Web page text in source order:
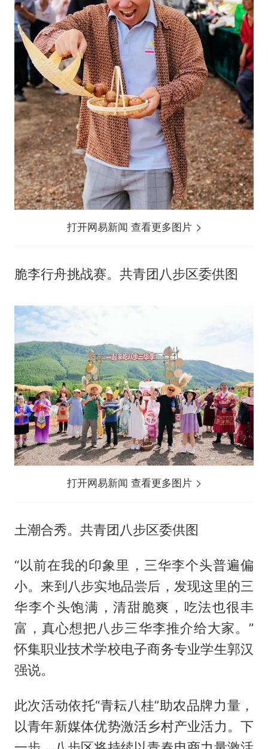
打开网易新闻 查看更多图片
脆李行舟挑战赛。共青团八步区委供图
打开网易新闻 查看更多图片
土潮合秀。共青团八步区委供图
“以前在我的印象里，三华李个头普遍偏
小。来到八步实地品尝后，发现这里的三
华李个头饱满，清甜脆爽，吃法也很丰
富，真心想把八步三华李推介给大家。”
怀集职业技术学校电子商务专业学生郭汉
强说。
此次活动依托“青耘八桂”助农品牌力量，
以青年新媒体优势激活乡村产业活力。下